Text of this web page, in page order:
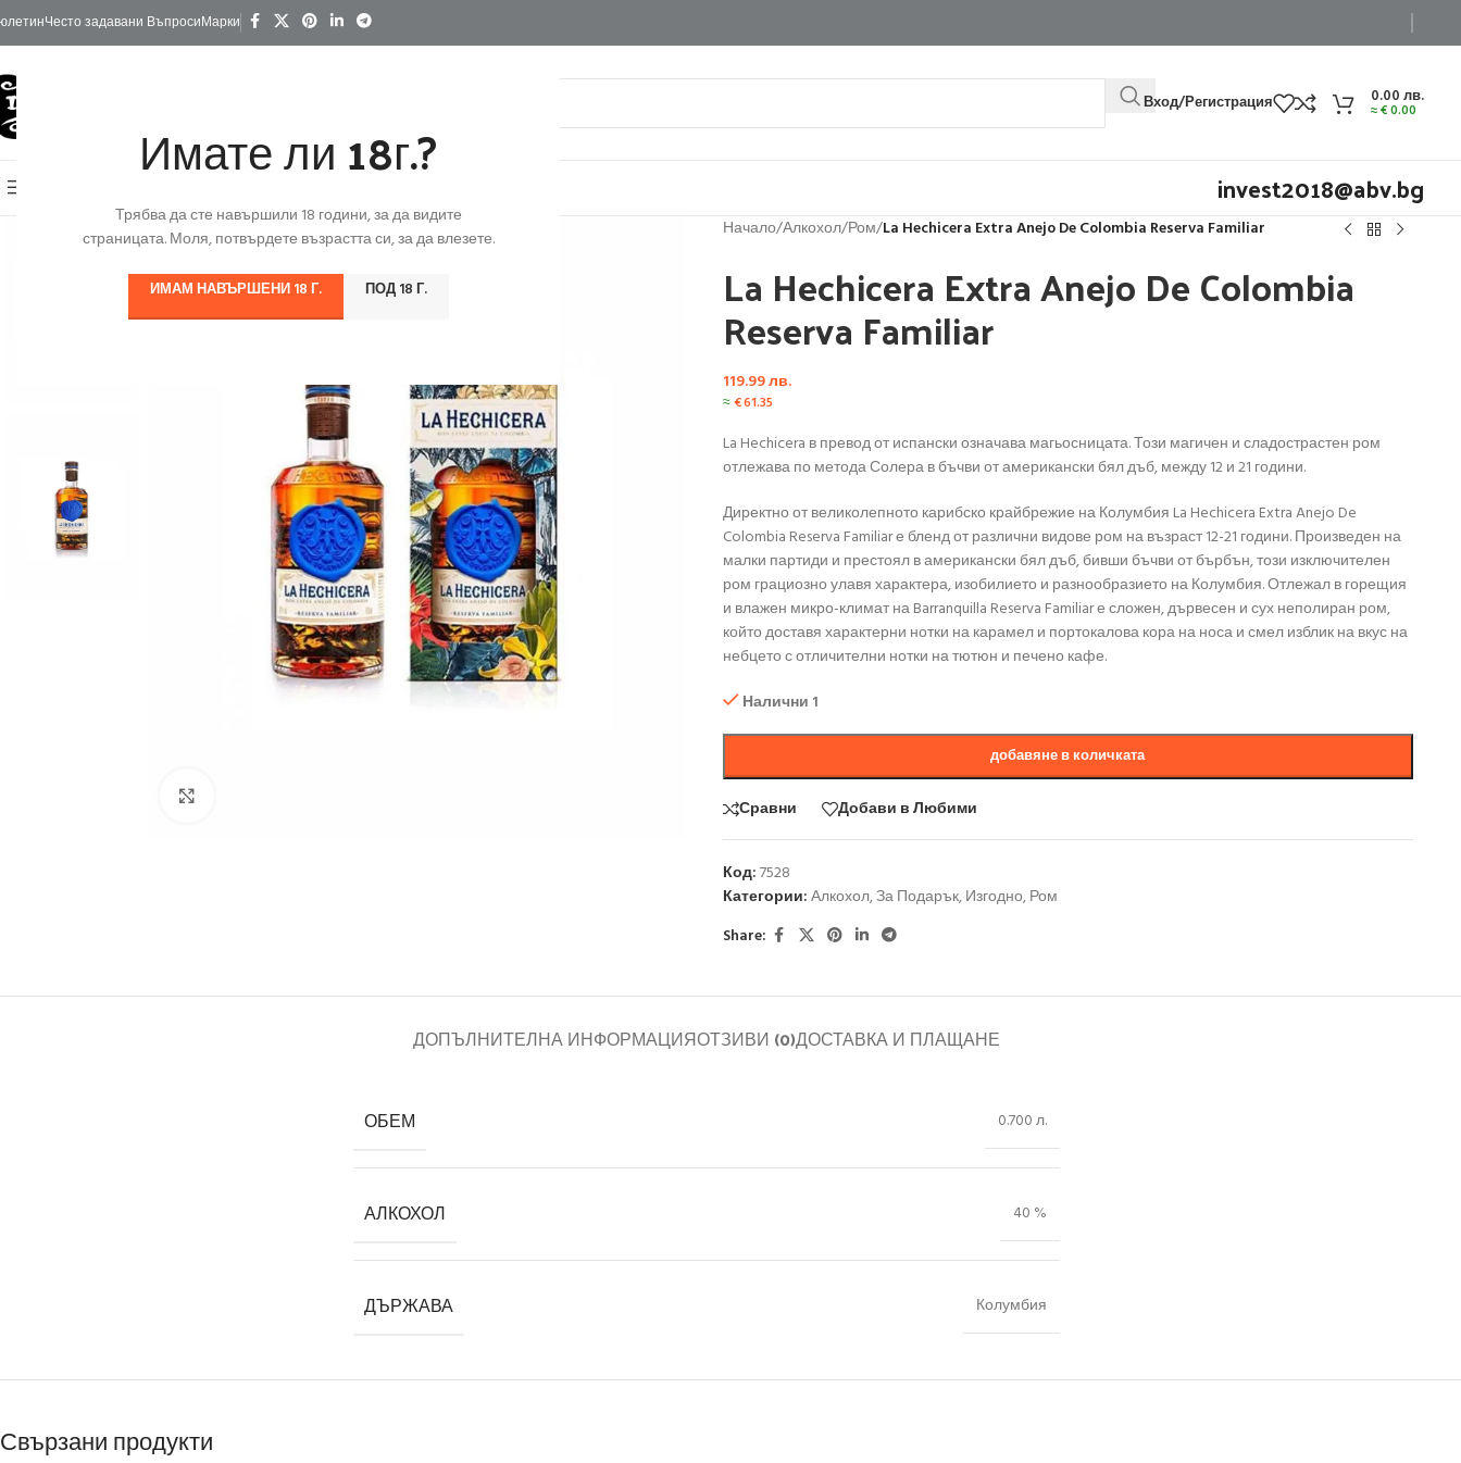
Имате ли 18г.?
Трябва да сте навършили 18 години, за да видите
страницата. Моля, потвърдете възрастта си, за да влезете.
ИМАМ НАВЪРШЕНИ 18 Г. ПОД 18 Г.
Често задавани ВъпросиМарки
Вход/Регистрация 0.00лв.
≈€0.00
invest2018@abv.bg
Начало/Алкохол/Ром/La Hechicera Extra Anejo De Colombia Reserva Familiar
La Hechicera Extra Anejo De Colombia
Reserva Familiar
119.99лв.
≈€61.35
La Hechicera в превод от испански означава магьосницата. Този магичен и сладострастен ром
отлежава по метода Солера в бъчви от американски бял дъб, между 12 и 21 години.
Директно от великолепното карибско крайбрежие на Колумбия La Hechicera Extra Anejo De
Colombia Reserva Familiar е бленд от различни видове ром на възраст 12-21 години. Произведен на
малки партиди и престоял в американски бял дъб, бивши бъчви от бърбън, този изключителен
ром грациозно улавя характера, изобилието и разнообразието на Колумбия. Отлежал в горещия
и влажен микро-климат на Barranquilla Reserva Familiar е сложен, дървесен и сух неполиран ром,
който доставя характерни нотки на карамел и портокалова кора на носа и смел изблик на вкус на
небцето с отличителни нотки на тютюн и печено кафе.
Налични 1
добавяне в количката
Сравни Добави в Любими
Код:7528
Категории:Алкохол,За Подарък,Изгодно,Ром
Share:
ДОПЪЛНИТЕЛНА ИНФОРМАЦИЯОТЗИВИ (0)ДОСТАВКА И ПЛАЩАНЕ
ОБЕМ 0.700 л.
АЛКОХОЛ 40 %
ДЪРЖАВА Колумбия
Свързани продукти